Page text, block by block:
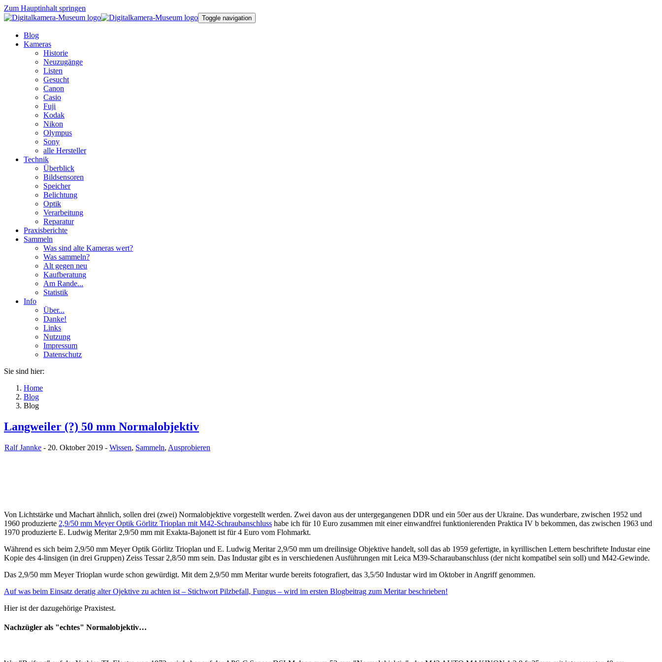
Zum Hauptinhalt springen
Toggle navigation
Blog
Kameras
Historie
Neuzugänge
Listen
Gesucht
Canon
Casio
Fuji
Kodak
Nikon
Olympus
Sony
alle Hersteller
Technik
Überblick
Bildsensoren
Speicher
Belichtung
Optik
Verarbeitung
Reparatur
Praxisberichte
Sammeln
Was sind alte Kameras wert?
Was sammeln?
Alt gegen neu
Kaufberatung
Am Rande...
Statistik
Info
Über...
Danke!
Links
Nutzung
Impressum
Datenschutz
Sie sind hier:
Home
Blog
Blog
Langweiler (?) 50 mm Normalobjektiv
Ralf Jannke - 20. Oktober 2019 - Wissen, Sammeln, Ausprobieren
Von Lichtstärke und Machart ähnlich, sollen drei (zwei) Normalobjektive vorgestellt werden. Zwei davon aus der untergegangenen DDR und ein 50er aus der Ukraine. Das wunderbare, zwischen 1952 und
1960 produzierte 2,9/50 mm Meyer Optik Görlitz Trioplan mit M42-Schraubanschluss habe ich für 10 Euro zusammen mit einer einwandfrei funktionierenden Praktica IV b bekommen, das zwischen 1963 und
1970 produzierte E. Ludwig Meritar 2,9/50 mm mit Exakta-Bajonett ist für 4 Euro vom Flohmarkt.
Während es sich beim 2,9/50 mm Meyer Optik Görlitz Trioplan und E. Ludwig Meritar 2,9/50 mm um dreilinsige Objektive handelt, soll das ab 1959 gefertigte, in kyrillischen Lettern beschriftete Industar eine
Kopie des 4-linsigen (in drei Gruppen) Zeiss Tessar 2,8/50 mm sein. Das Industar gibt es in verschiedenen Ausführungen mit Leica M39-Scharaubanschluss (der nicht kompatibel sein soll) und M42-Gewinde.
Das 2,9/50 mm Meyer Trioplan wurde schon gewürdigt. Mit dem 2,9/50 mm Meritar wurde bereits fotografiert, das 3,5/50 Industar wird im Oktober in Angriff genommen.
Auf was beim Einsatz deratig alter Ojektive zu achten ist – Stichwort Pilzbefall, Fungus – wird im ersten Blogbeitrag zum Meritar beschrieben!
Hier ist der dazugehörige Praxistest.
Nachzügler als "echtes" Normalobjektiv…